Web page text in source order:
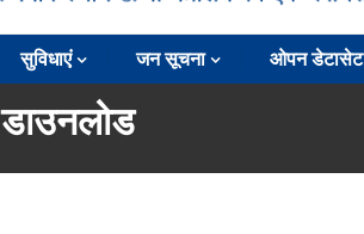
सुविधाएं जन सूचना ओपन डेटासेट
डाउनलोड